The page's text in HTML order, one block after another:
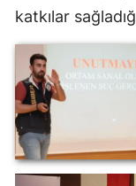
katkılar